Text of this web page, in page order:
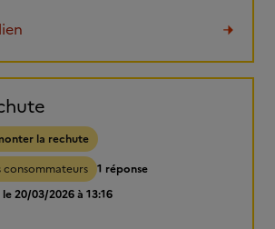
la rechute
consommateurs 1 réponse
le 20/03/2026 à 13:16